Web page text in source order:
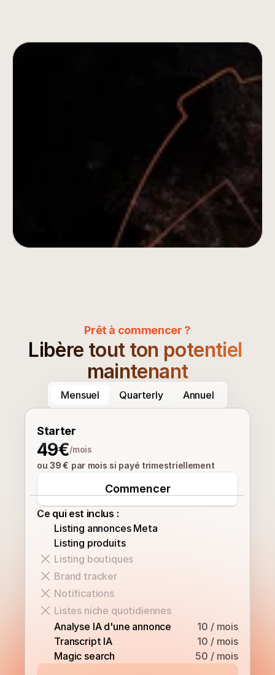
Commencez votre analyse
Décodez les stratégies de vos concurrents
grâce à une veille approfondie. Analysez les
tendances, suivez les dépenses, identifiez les
opportunités et élaborez des contre-
stratégies gagnantes, le tout avec les outils
d'analyse stratégique de Minea.
Démarrer l'analyse de la concurrence
Prêt à commencer ?
Libère tout ton potentiel
maintenant
Mensuel Quarterly Annuel
Starter
49€/mois
ou 39 € par mois si payé trimestriellement
Commencer
Ce qui est inclus :
Listing annonces Meta
Listing produits
Listing boutiques
Brand tracker
Notifications
Listes niche quotidiennes
Analyse IA d'une annonce
10 / mois
Transcript IA
10 / mois
Magic search
50 / mois